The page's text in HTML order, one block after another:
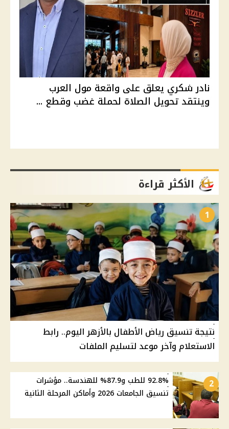
نادر شكري يعلق على واقعة مول العرب
وينتقد تحويل الصلاة لحملة غضب وقطع ...
الأكثر قراءة
1
نتيجة تنسيق رياض الأطفال بالأزهر اليوم.. رابط
الاستعلام وآخر موعد لتسليم الملفات
2
92.8% للطب و87.9% للهندسة.. مؤشرات
تنسيق الجامعات 2026 وأماكن المرحلة الثانية